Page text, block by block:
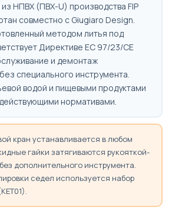
НПВХ (ПВХ-U) производства FIP
совместно с Giugiaro Design.
методом литья под
Директиве ЕС 97/23/CE
и демонтаж
специального инструмента.
водой и пищевыми продуктами
нормативами.
кран устанавливается в любом
гайки затягиваются рукояткой-
дополнительного инструмента.
седел используется набор